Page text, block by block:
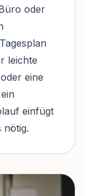
oder
leichte
eine
einfügt
nötig.